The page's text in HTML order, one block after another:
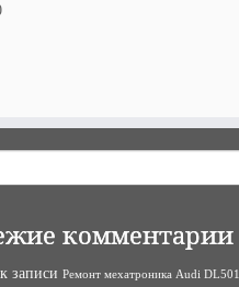
комментарии
к записи Ремонт мехатроника Audi DL501